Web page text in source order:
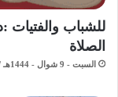
للشباب والفتيات
الصلاة
السبت - 9 شوال - 1444هـ / 29 أبريل - 2023م / 8:02 مساءً